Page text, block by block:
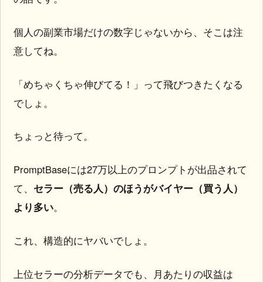
個人の副業市場だけの数字じゃないから、そこは注
意してね。
「めちゃくちゃ伸びてる！」って飛びつきたくなる
でしょ。
ちょっと待って。
PromptBaseには27万以上のプロンプトが出品されて
て、 セラー（売る人）のほうがバイヤー（買う人）
より多い。
これ、構造的にヤバいでしょ。
上位セラーの分析データでも、月あたりの収益は